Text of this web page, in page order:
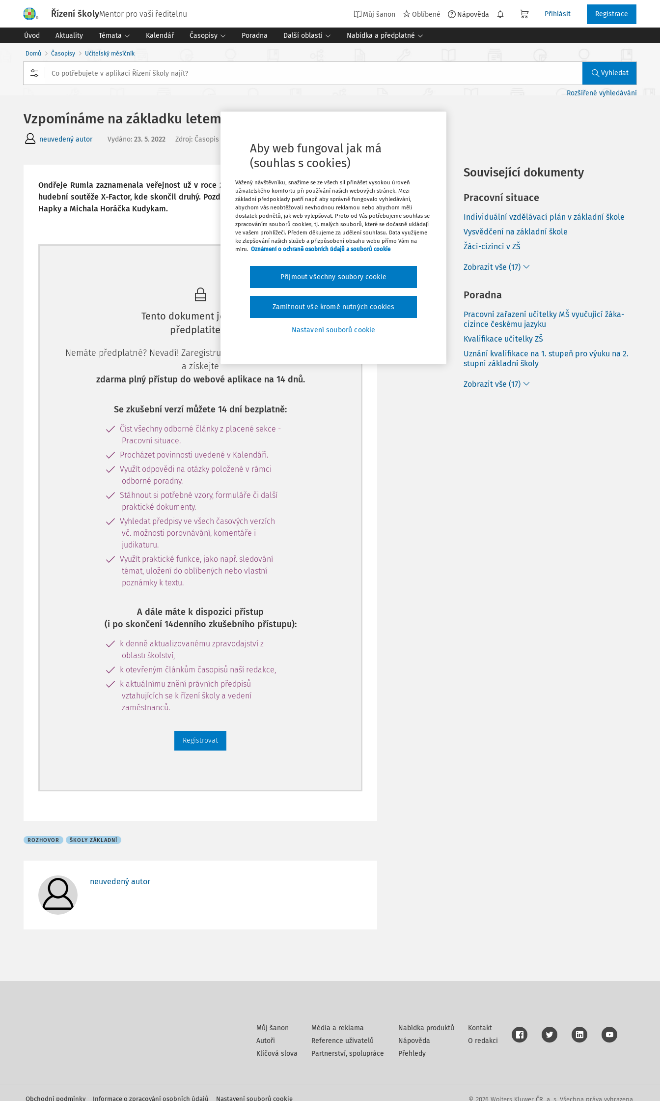
Řízení školyMentor pro vaši ředitelnu Můj šanon Oblíbené Nápověda Přihlásit Registrace
Úvod Aktuality Témata Kalendář Časopisy Poradna Další oblasti Nabídka a předplatné
Domů Časopisy Učitelský měsíčník
Vyhledat
Rozšířené vyhledávání
Vzpomínáme na základku letem světem s: Ondřejem Rumlem
neuvedený autor Vydáno: 23. 5. 2022 Zdroj: Časopis Učitelský měsíčník
Ondřeje Rumla zaznamenala veřejnost už v roce 2008. Tehdy na sebe upozornil v rámci
hudební soutěže X-Factor, kde skončil druhý. Později účinkoval například v lyrikálu Petra
Hapky a Michala Horáčka Kudykam.
Tento dokument je jen pro
předplatitele.
Nemáte předplatné? Nevadí! Zaregistrujte se, zadejte telefonní číslo
a získejte
zdarma plný přístup do webové aplikace na 14 dnů.
Se zkušební verzí můžete 14 dní bezplatně:
Číst všechny odborné články z placené sekce -
Pracovní situace.
Procházet povinnosti uvedené v Kalendáři.
Využít odpovědi na otázky položené v rámci
odborné poradny.
Stáhnout si potřebné vzory, formuláře či další
praktické dokumenty.
Vyhledat předpisy ve všech časových verzích
vč. možnosti porovnávání, komentáře i
judikaturu.
Využít praktické funkce, jako např. sledování
témat, uložení do oblíbených nebo vlastní
poznámky k textu.
A dále máte k dispozici přístup
(i po skončení 14denního zkušebního přístupu):
k denně aktualizovanému zpravodajství z
oblasti školství,
k otevřeným článkům časopisů naší redakce,
k aktuálnímu znění právních předpisů
vztahujících se k řízení školy a vedení
zaměstnanců.
Registrovat
ROZHOVOR ŠKOLY ZÁKLADNÍ
neuvedený autor
Oblíbené
Stáhnout
Tisknout
Související dokumenty
Pracovní situace
Individuální vzdělávací plán v základní škole
Vysvědčení na základní škole
Žáci-cizinci v ZŠ
Zobrazit vše (17)
Poradna
Pracovní zařazení učitelky MŠ vyučující žáka-
cizince českému jazyku
Kvalifikace učitelky ZŠ
Uznání kvalifikace na 1. stupeň pro výuku na 2.
stupni základní školy
Zobrazit vše (17)
Můj šanon
Autoři
Klíčová slova
Média a reklama
Reference uživatelů
Partnerství, spolupráce
Nabídka produktů
Nápověda
Přehledy
Kontakt
O redakci
© 2026 Wolters Kluwer ČR, a. s. Všechna práva vyhrazena.
Obchodní podmínky Informace o zpracování osobních údajů Nastavení souborů cookie
Aby web fungoval jak má
(souhlas s cookies)
Vážený návštěvníku, snažíme se ze všech sil přinášet vysokou úroveň
uživatelského komfortu při používání našich webových stránek. Mezi
základní předpoklady patří např. aby správně fungovalo vyhledávání,
abychom vás neobtěžovali nevhodnou reklamou nebo abychom měli
dostatek podnětů, jak web vylepšovat. Proto od Vás potřebujeme souhlas se
zpracováním souborů cookies, tj. malých souborů, které se dočasně ukládají
ve vašem prohlížeči. Předem děkujeme za udělení souhlasu. Data využijeme
ke zlepšování našich služeb a přizpůsobení obsahu webu přímo Vám na
míru. Oznámení o ochraně osobních údajů a souborů cookie
Nastavení souborů cookie
Zamítnout vše kromě nutných cookies
Přijmout všechny soubory cookie